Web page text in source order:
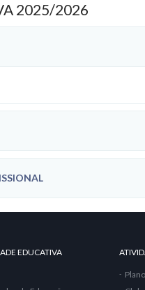
2025/2026
EDUCATIVA